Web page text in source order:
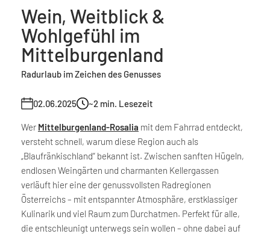
Wein, Weitblick &
Wohlgefühl im
Mittelburgenland
Radurlaub im Zeichen des Genusses
02.06.2025 ~2 min. Lesezeit
Wer Mittelburgenland-Rosalia mit dem Fahrrad entdeckt,
versteht schnell, warum diese Region auch als
„Blaufränkischland“ bekannt ist. Zwischen sanften Hügeln,
endlosen Weingärten und charmanten Kellergassen
verläuft hier eine der genussvollsten Radregionen
Österreichs – mit entspannter Atmosphäre, erstklassiger
Kulinarik und viel Raum zum Durchatmen. Perfekt für alle,
die entschleunigt unterwegs sein wollen – ohne dabei auf